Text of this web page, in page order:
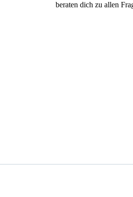
beraten dich zu allen